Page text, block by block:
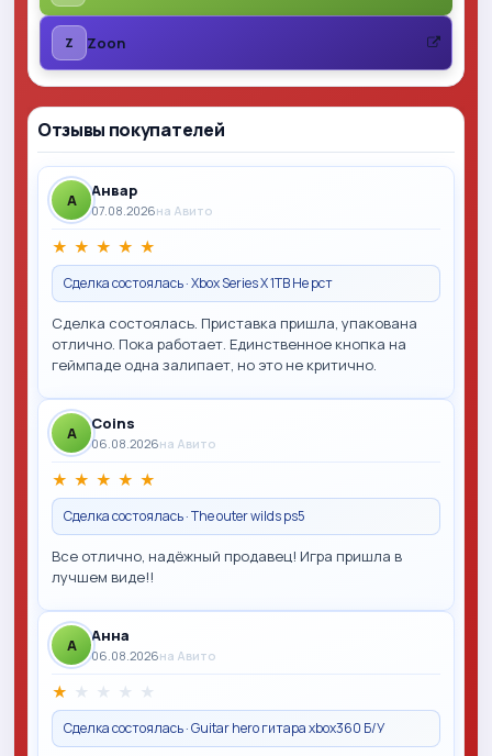
Отзывы покупателей
A Анвар
07.08.2026на Авито
★ ★ ★ ★ ★
Сделка состоялась · Xbox Series X 1TB Не рст
Сделка состоялась. Приставка пришла, упакована
отлично. Пока работает. Единственное кнопка на
геймпаде одна залипает, но это не критично.
A Coins
06.08.2026на Авито
★ ★ ★ ★ ★
Сделка состоялась · The outer wilds ps5
Все отлично, надёжный продавец! Игра пришла в
лучшем виде!!
A Анна
06.08.2026на Авито
★ ★ ★ ★ ★
Сделка состоялась · Guitar hero гитара xbox360 Б/У
Z Zoon